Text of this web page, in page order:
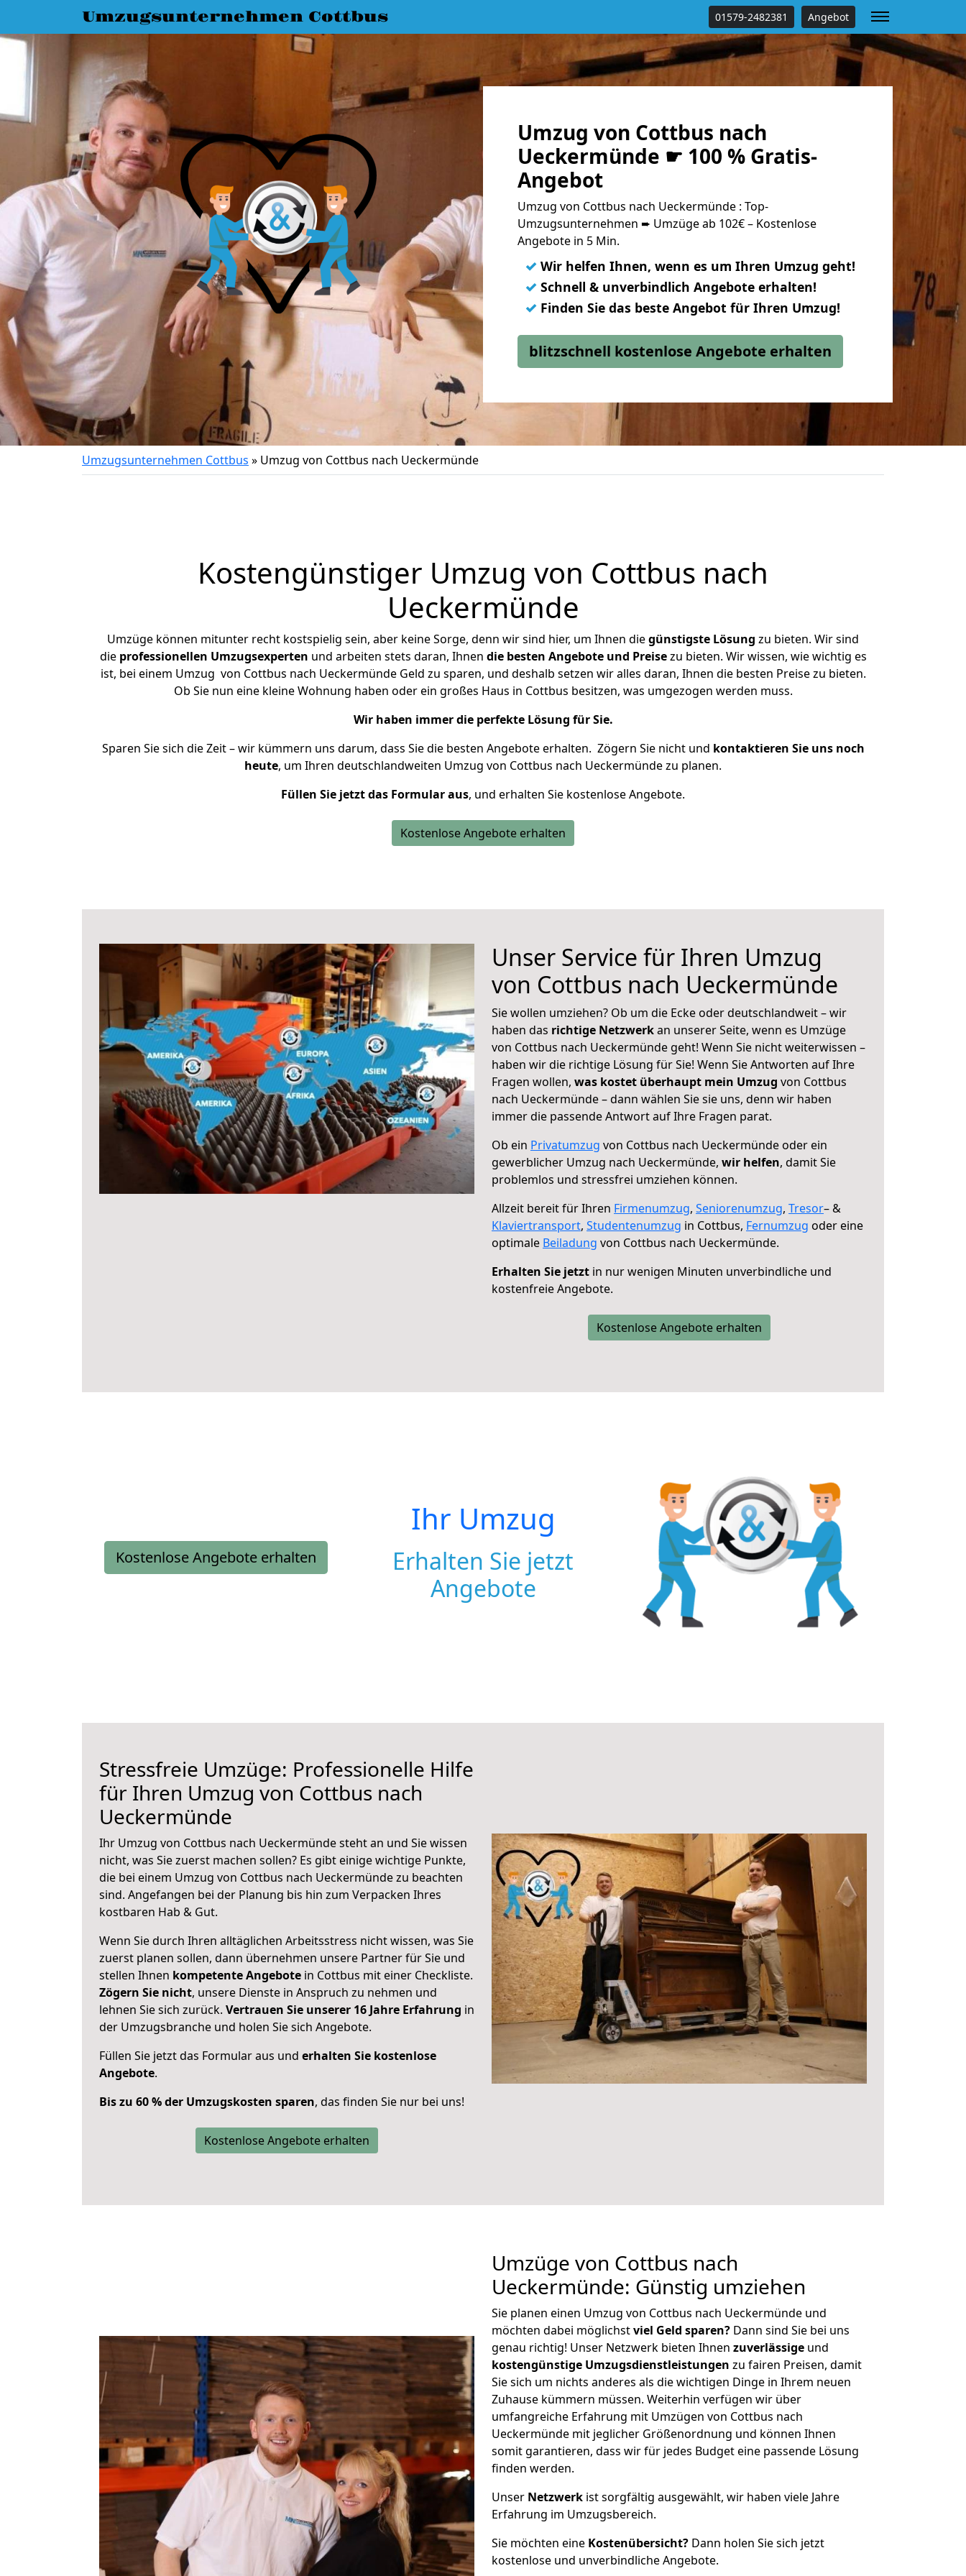
Umzugsunternehmen Cottbus 01579-2482381 Angebot
Umzug von Cottbus nach
Ueckermünde ☛ 100 % Gratis-
Angebot
Umzug von Cottbus nach Ueckermünde : Top-
Umzugsunternehmen ➨ Umzüge ab 102€ – Kostenlose
Angebote in 5 Min.
✓ Wir helfen Ihnen, wenn es um Ihren Umzug geht!
✓ Schnell & unverbindlich Angebote erhalten!
✓ Finden Sie das beste Angebot für Ihren Umzug!
blitzschnell kostenlose Angebote erhalten
Umzugsunternehmen Cottbus » Umzug von Cottbus nach Ueckermünde
Kostengünstiger Umzug von Cottbus nach
Ueckermünde
Umzüge können mitunter recht kostspielig sein, aber keine Sorge, denn wir sind hier, um Ihnen diegünstigste Lösung zu bieten. Wir sind
die professionellen Umzugsexperten und arbeiten stets daran, Ihnen die besten Angebote und Preisezu bieten. Wir wissen, wie wichtig es
ist, bei einem Umzug von Cottbus nach Ueckermünde Geld zu sparen, und deshalb setzen wir alles daran, Ihnen die besten Preise zu bieten.
Ob Sie nun eine kleine Wohnung haben oder ein großes Haus in Cottbus besitzen, was umgezogen werden muss.
Wir haben immer die perfekte Lösung für Sie.
Sparen Sie sich die Zeit – wir kümmern uns darum, dass Sie die besten Angebote erhalten. Zögern Sie nicht und kontaktieren Sie uns noch
heute, um Ihren deutschlandweiten Umzug von Cottbus nach Ueckermünde zu planen.
Füllen Sie jetzt das Formular aus, und erhalten Sie kostenlose Angebote.
Kostenlose Angebote erhalten
Unser Service für Ihren Umzug
von Cottbus nach Ueckermünde
Sie wollen umziehen? Ob um die Ecke oder deutschlandweit – wir
haben das richtige Netzwerkan unserer Seite, wenn es Umzüge
von Cottbus nach Ueckermünde geht! Wenn Sie nicht weiterwissen –
haben wir die richtige Lösung für Sie! Wenn Sie Antworten auf Ihre
Fragen wollen, was kostet überhaupt mein Umzug von Cottbus
nach Ueckermünde – dann wählen Sie sie uns, denn wir haben
immer die passende Antwort auf Ihre Fragen parat.
Ob ein Privatumzug von Cottbus nach Ueckermünde oder ein
gewerblicher Umzug nach Ueckermünde, wir helfen, damit Sie
problemlos und stressfrei umziehen können.
Allzeit bereit für Ihren Firmenumzug, Seniorenumzug, Tresor– &
Klaviertransport, Studentenumzug in Cottbus, Fernumzug oder eine
optimale Beiladung von Cottbus nach Ueckermünde.
Erhalten Sie jetzt in nur wenigen Minuten unverbindliche und
kostenfreie Angebote.
Kostenlose Angebote erhalten
Kostenlose Angebote erhalten
Ihr Umzug
Erhalten Sie jetzt
Angebote
Stressfreie Umzüge: Professionelle Hilfe
für Ihren Umzug von Cottbus nach
Ueckermünde
Ihr Umzug von Cottbus nach Ueckermünde steht an und Sie wissen
nicht, was Sie zuerst machen sollen? Es gibt einige wichtige Punkte,
die bei einem Umzug von Cottbus nach Ueckermünde zu beachten
sind. Angefangen bei der Planung bis hin zum Verpacken Ihres
kostbaren Hab & Gut.
Wenn Sie durch Ihren alltäglichen Arbeitsstress nicht wissen, was Sie
zuerst planen sollen, dann übernehmen unsere Partner für Sie und
stellen Ihnen kompetente Angebote in Cottbus mit einer Checkliste.
Zögern Sie nicht, unsere Dienste in Anspruch zu nehmen und
lehnen Sie sich zurück. Vertrauen Sie unserer 16 Jahre Erfahrung in
der Umzugsbranche und holen Sie sich Angebote.
Füllen Sie jetzt das Formular aus und erhalten Sie kostenlose
Angebote.
Bis zu 60 % der Umzugskosten sparen, das finden Sie nur bei uns!
Kostenlose Angebote erhalten
Umzüge von Cottbus nach
Ueckermünde: Günstig umziehen
Sie planen einen Umzug von Cottbus nach Ueckermünde und
möchten dabei möglichstviel Geld sparen? Dann sind Sie bei uns
genau richtig! Unser Netzwerk bieten Ihnen zuverlässige und
kostengünstige Umzugsdienstleistungen zu fairen Preisen, damit
Sie sich um nichts anderes als die wichtigen Dinge in Ihrem neuen
Zuhause kümmern müssen. Weiterhin verfügen wir über
umfangreiche Erfahrung mit Umzügen von Cottbus nach
Ueckermünde mit jeglicher Größenordnung und können Ihnen
somit garantieren, dass wir für jedes Budget eine passende Lösung
finden werden.
Unser Netzwerk ist sorgfältig ausgewählt, wir haben viele Jahre
Erfahrung im Umzugsbereich.
Sie möchten eine Kostenübersicht? Dann holen Sie sich jetzt
kostenlose und unverbindliche Angebote.